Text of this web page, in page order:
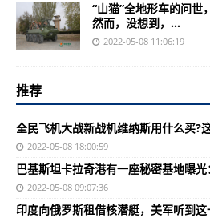
“山猫”全地形车的问世
然而，没想到，...
2022-05-08 11:06:19
推荐
全民飞机大战新战机维纳斯用什么买?
2022-05-08 18:00:59
巴基斯坦卡拉奇港有一座秘密基地曝
2022-05-08 09:07:36
印度向俄罗斯租借核潜艇，美军听到